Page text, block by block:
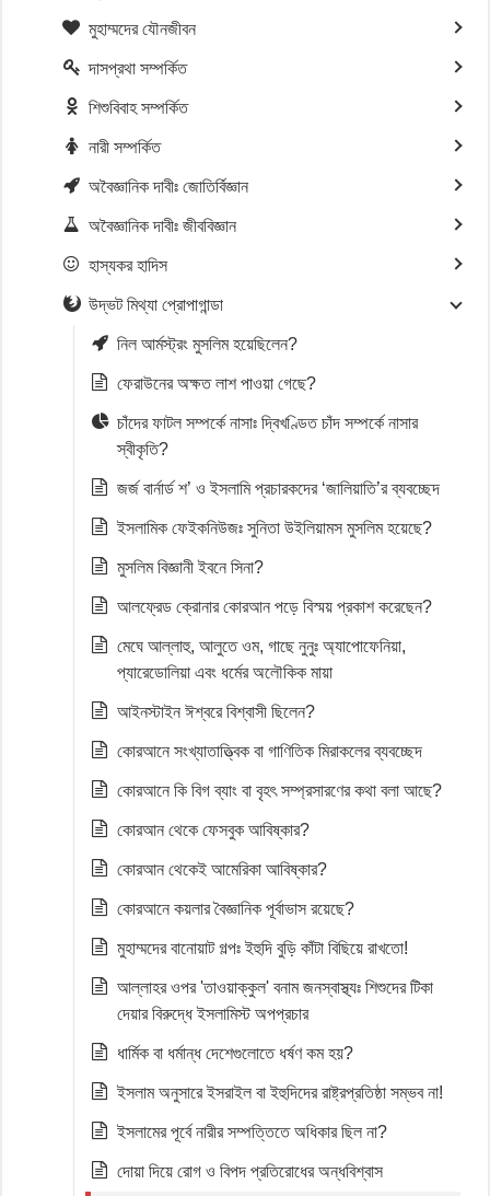
মুহাম্মদের যৌনজীবন
দাসপ্রথা সম্পর্কিত
শিশুবিবাহ সম্পর্কিত
নারী সম্পর্কিত
অবৈজ্ঞানিক দাবীঃ জোতির্বিজ্ঞান
অবৈজ্ঞানিক দাবীঃ জীববিজ্ঞান
হাস্যকর হাদিস
উদ্ভট মিথ্যা প্রোপাগান্ডা
নিল আর্মস্ট্রং মুসলিম হয়েছিলেন?
ফেরাউনের অক্ষত লাশ পাওয়া গেছে?
চাঁদের ফাটল সম্পর্কে নাসাঃ দ্বিখণ্ডিত চাঁদ সম্পর্কে নাসার
স্বীকৃতি?
জর্জ বার্নার্ড শ’ ও ইসলামি প্রচারকদের ‘জালিয়াতি’র ব্যবচ্ছেদ
ইসলামিক ফেইকনিউজঃ সুনিতা উইলিয়ামস মুসলিম হয়েছে?
মুসলিম বিজ্ঞানী ইবনে সিনা?
আলফ্রেড ক্রোনার কোরআন পড়ে বিস্ময় প্রকাশ করেছেন?
মেঘে আল্লাহু, আলুতে ওম, গাছে নুনুঃ অ্যাপোফেনিয়া,
প্যারেডোলিয়া এবং ধর্মের অলৌকিক মায়া
আইনস্টাইন ঈশ্বরে বিশ্বাসী ছিলেন?
কোরআনে সংখ্যাতাত্ত্বিক বা গাণিতিক মিরাকলের ব্যবচ্ছেদ
কোরআনে কি বিগ ব্যাং বা বৃহৎ সম্প্রসারণের কথা বলা আছে?
কোরআন থেকে ফেসবুক আবিষ্কার?
কোরআন থেকেই আমেরিকা আবিষ্কার?
কোরআনে কয়লার বৈজ্ঞানিক পূর্বাভাস রয়েছে?
মুহাম্মদের বানোয়াট গল্পঃ ইহুদি বুড়ি কাঁটা বিছিয়ে রাখতো!
আল্লাহর ওপর 'তাওয়াক্কুল' বনাম জনস্বাস্থ্যঃ শিশুদের টিকা
দেয়ার বিরুদ্ধে ইসলামিস্ট অপপ্রচার
ধার্মিক বা ধর্মান্ধ দেশেগুলোতে ধর্ষণ কম হয়?
ইসলাম অনুসারে ইসরাইল বা ইহুদিদের রাষ্ট্রপ্রতিষ্ঠা সম্ভব না!
ইসলামের পূর্বে নারীর সম্পত্তিতে অধিকার ছিল না?
দোয়া দিয়ে রোগ ও বিপদ প্রতিরোধের অন্ধবিশ্বাস